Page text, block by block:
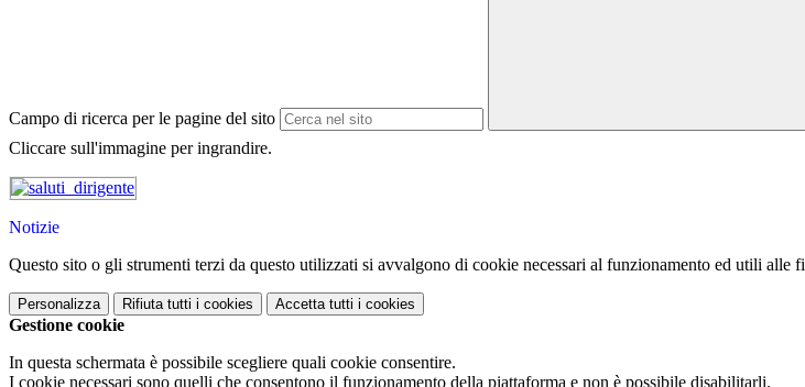
Campo di ricerca per le pagine del sito
Cliccare sull'immagine per ingrandire.
Notizie
Questo sito o gli strumenti terzi da questo utilizzati si avvalgono di cookie necessari al funzionamento ed utili alle
Personalizza Rifiuta tutti i cookies Accetta tutti i cookies
Gestione cookie
In questa schermata è possibile scegliere quali cookie consentire.
I cookie necessari sono quelli che consentono il funzionamento della piattaforma e non è possibile disabilitarli.